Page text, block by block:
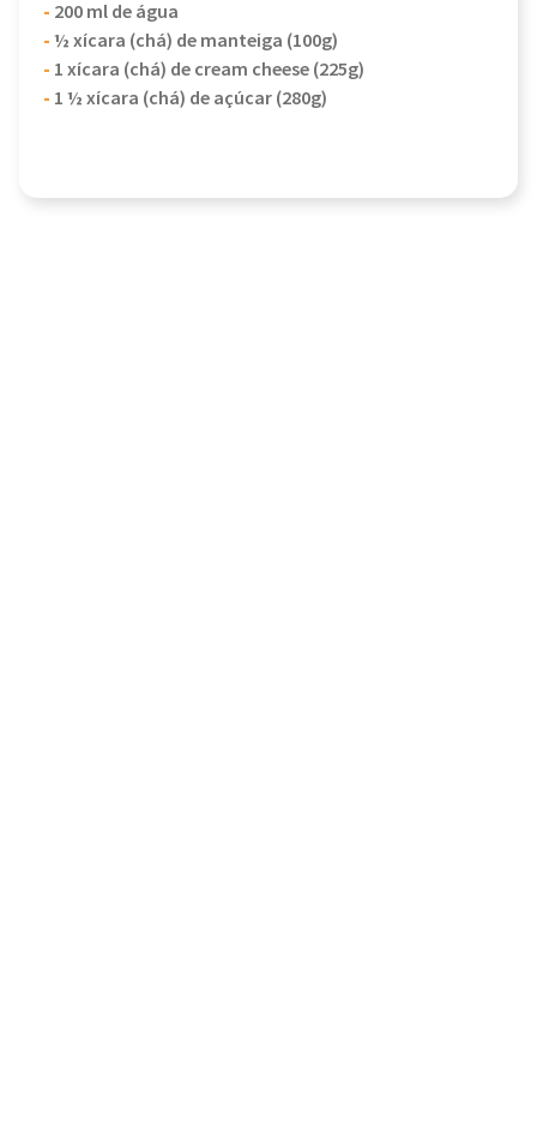
- 200 ml de água
-½ xícara (chá) de manteiga (100g)
- 1 xícara (chá) de cream cheese (225g)
- 1 ½ xícara (chá) de açúcar (280g)